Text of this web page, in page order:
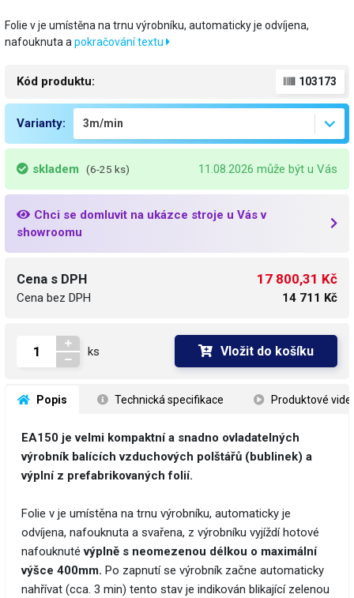
Folie v je umístěna na trnu výrobníku, automaticky je odvíjena,
nafouknuta apokračování textu
Kód produktu: 103173
Varianty:
skladem (6-25 ks) 11.08.2026 může být u Vás
Chci se domluvit na ukázce stroje u Vás v
showroomu
Cena s DPH
Cena bez DPH
17 800,31 Kč
14 711 Kč
ks Vložit do košíku
Popis Technická specifikace Produktové
EA150 je velmi kompaktní a snadno ovladatelných
výrobník balících vzduchových polštářů (bublinek) a
výplní z prefabrikovaných folií.
Folie v je umístěna na trnu výrobníku, automaticky je
odvíjena, nafouknuta a svařena, z výrobníku vyjíždí hotové
nafouknutévýplně s neomezenou délkou o maximální
výšce 400mm. Po zapnutí se výrobník začne automaticky
nahřívat (cca. 3 min) tento stav je indikován blikající zelenou